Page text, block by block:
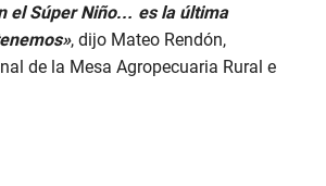
el Súper Niño… es la última
, dijo Mateo Rendón,
de la Mesa Agropecuaria Rural e